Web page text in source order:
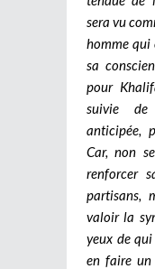
sera vu
homme qui
sa
pour
suivie de
anticipée,
Car, non
renforcer
partisans,
valoir la
yeux de
en faire un